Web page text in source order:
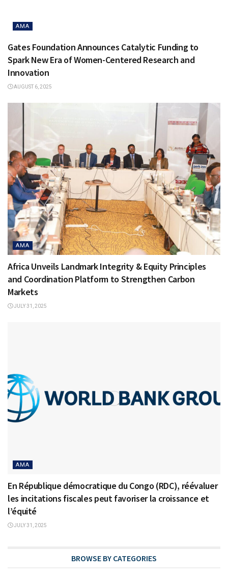
AMA
Gates Foundation Announces Catalytic Funding to
Spark New Era of Women-Centered Research and
Innovation
AUGUST 6, 2025
AMA
Africa Unveils Landmark Integrity & Equity Principles
and Coordination Platform to Strengthen Carbon
Markets
JULY 31, 2025
AMA
En République démocratique du Congo (RDC), réévaluer
les incitations fiscales peut favoriser la croissance et
l’équité
JULY 31, 2025
BROWSE BY CATEGORIES